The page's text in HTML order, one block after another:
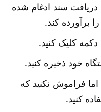
دریافت سند ادغام شده
برآورده کند.
خود ذخیره کنید.
اما فراموش نکنید که